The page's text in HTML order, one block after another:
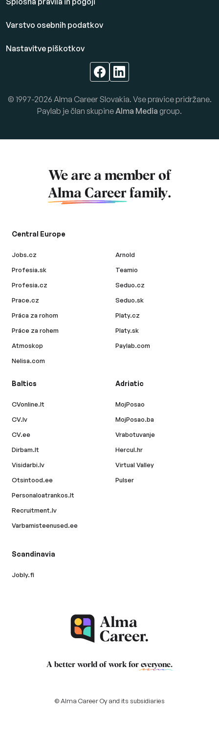
Varstvo osebnih podatkov
Nastavitve piškotkov
© 1997-2026 Alma Career Slovakia. Vse pravice pridržane.
Paylab je član skupineAlma Media group.
We are a member of
Alma Career family.
Central Europe
Jobs.cz
Profesia.sk
Profesia.cz
Prace.cz
Práca za rohom
Práce za rohem
Atmoskop
Nelisa.com
Arnold
Teamio
Seduo.cz
Seduo.sk
Platy.cz
Platy.sk
Paylab.com
Baltics
CVonline.lt
CV.lv
CV.ee
Dirbam.lt
Visidarbi.lv
Otsintood.ee
Personaloatrankos.lt
Recruitment.lv
Varbamisteenused.ee
Adriatic
MojPosao
MojPosao.ba
Vrabotuvanje
Hercul.hr
Virtual Valley
Pulser
Scandinavia
Jobly.fi
A better world of work for everyone.
© Alma Career Oy and its subsidiaries